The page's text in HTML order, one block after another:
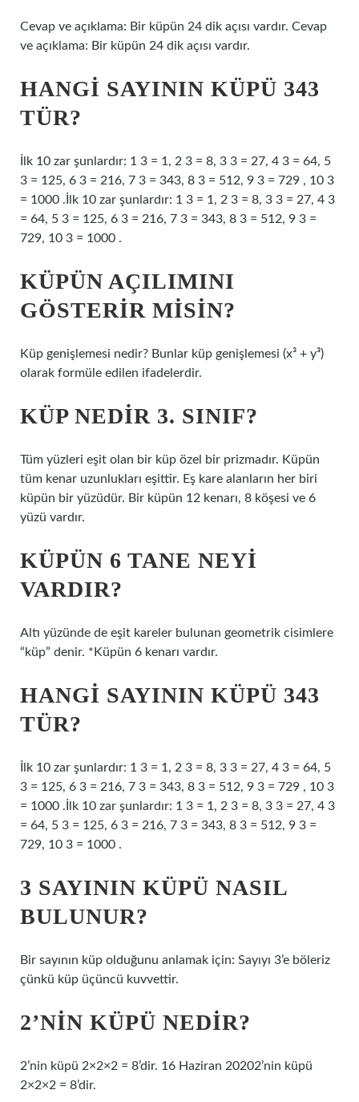
Cevap ve açıklama: Bir küpün 24 dik açısı vardır. Cevap
ve açıklama: Bir küpün 24 dik açısı vardır.
HANGI SAYININ KÜPÜ 343
TÜR?
İlk 10 zar şunlardır: 1 3 = 1, 2 3 = 8, 3 3 = 27, 4 3 = 64, 5
3 = 125, 6 3 = 216, 7 3 = 343, 8 3 = 512, 9 3 = 729 , 10 3
= 1000 .İlk 10 zar şunlardır: 1 3 = 1, 2 3 = 8, 3 3 = 27, 4 3
= 64, 5 3 = 125, 6 3 = 216, 7 3 = 343, 8 3 = 512, 9 3 =
729, 10 3 = 1000 .
KÜPÜN AÇILIMINI
GÖSTERIR MISIN?
Küp genişlemesi nedir? Bunlar küp genişlemesi (x³ + y³)
olarak formüle edilen ifadelerdir.
KÜP NEDIR 3. SINIF?
Tüm yüzleri eşit olan bir küp özel bir prizmadır. Küpün
tüm kenar uzunlukları eşittir. Eş kare alanların her biri
küpün bir yüzüdür. Bir küpün 12 kenarı, 8 köşesi ve 6
yüzü vardır.
KÜPÜN 6 TANE NEYI
VARDIR?
Altı yüzünde de eşit kareler bulunan geometrik cisimlere
“küp” denir. *Küpün 6 ​​kenarı vardır.
HANGI SAYININ KÜPÜ 343
TÜR?
İlk 10 zar şunlardır: 1 3 = 1, 2 3 = 8, 3 3 = 27, 4 3 = 64, 5
3 = 125, 6 3 = 216, 7 3 = 343, 8 3 = 512, 9 3 = 729 , 10 3
= 1000 .İlk 10 zar şunlardır: 1 3 = 1, 2 3 = 8, 3 3 = 27, 4 3
= 64, 5 3 = 125, 6 3 = 216, 7 3 = 343, 8 3 = 512, 9 3 =
729, 10 3 = 1000 .
3 SAYININ KÜPÜ NASIL
BULUNUR?
Bir sayının küp olduğunu anlamak için: Sayıyı 3’e böleriz
çünkü küp üçüncü kuvvettir.
2’NIN KÜPÜ NEDIR?
2’nin küpü 2×2×2 = 8’dir. 16 Haziran 20202’nin küpü
2×2×2 = 8’dir.